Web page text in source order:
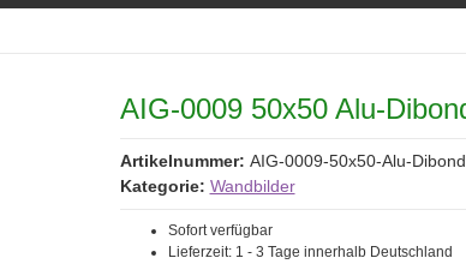
AIG-0009 50x50 Alu-
Artikelnummer: AIG-0009-50x50-Alu-
Kategorie: Wandbilder
Sofort verfügbar
Lieferzeit: 1 - 3 Tage innerhalb Deutschland